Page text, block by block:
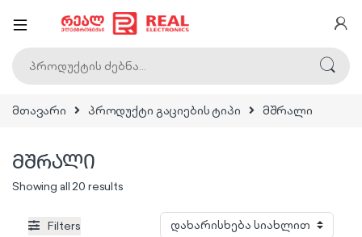
მთავარი პროდუქტი გაციების ტიპი მშრალი
მშრალი
Showing all 20 resultsSorted by latest
Filters